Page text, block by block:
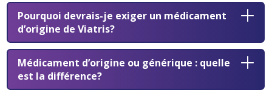
Pourquoi devrais-je exiger un médicament
d’origine de Viatris?
Médicament d’origine ou générique : quelle
est la différence?